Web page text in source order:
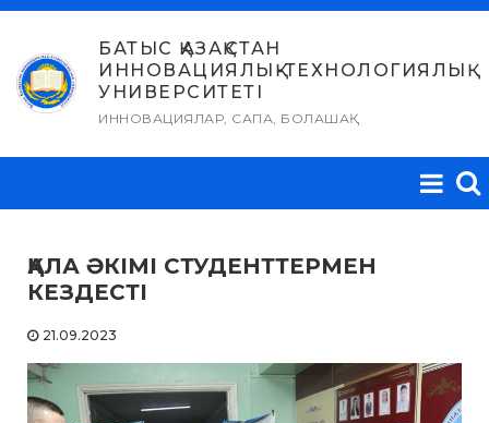
Skip
content
БАТЫС ҚАЗАҚСТАН
ИННОВАЦИЯЛЫҚ-ТЕХНОЛОГИЯЛЫҚ
УНИВЕРСИТЕТІ
ИННОВАЦИЯЛАР, САПА, БОЛАШАҚ
ҚАЛА ӘКІМІ СТУДЕНТТЕРМЕН
КЕЗДЕСТІ
21.09.2023